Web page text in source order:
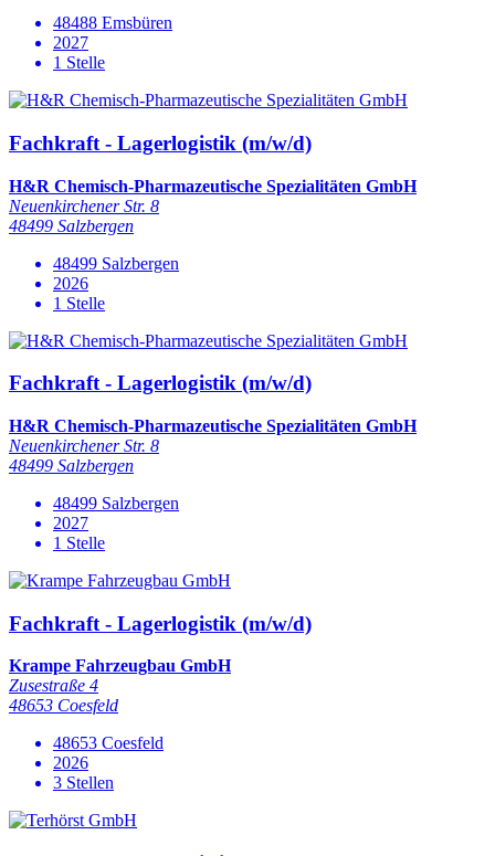
48488 Emsbüren
2027
1 Stelle
Fachkraft - Lagerlogistik (m/w/d)
H&R Chemisch-Pharmazeutische Spezialitäten GmbH
Neuenkirchener Str. 8
48499 Salzbergen
48499 Salzbergen
2026
1 Stelle
Fachkraft - Lagerlogistik (m/w/d)
H&R Chemisch-Pharmazeutische Spezialitäten GmbH
Neuenkirchener Str. 8
48499 Salzbergen
48499 Salzbergen
2027
1 Stelle
Fachkraft - Lagerlogistik (m/w/d)
Krampe Fahrzeugbau GmbH
Zusestraße 4
48653 Coesfeld
48653 Coesfeld
2026
3 Stellen